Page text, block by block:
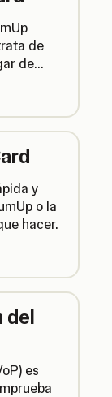
de
de
y
o la
hacer.
del
es